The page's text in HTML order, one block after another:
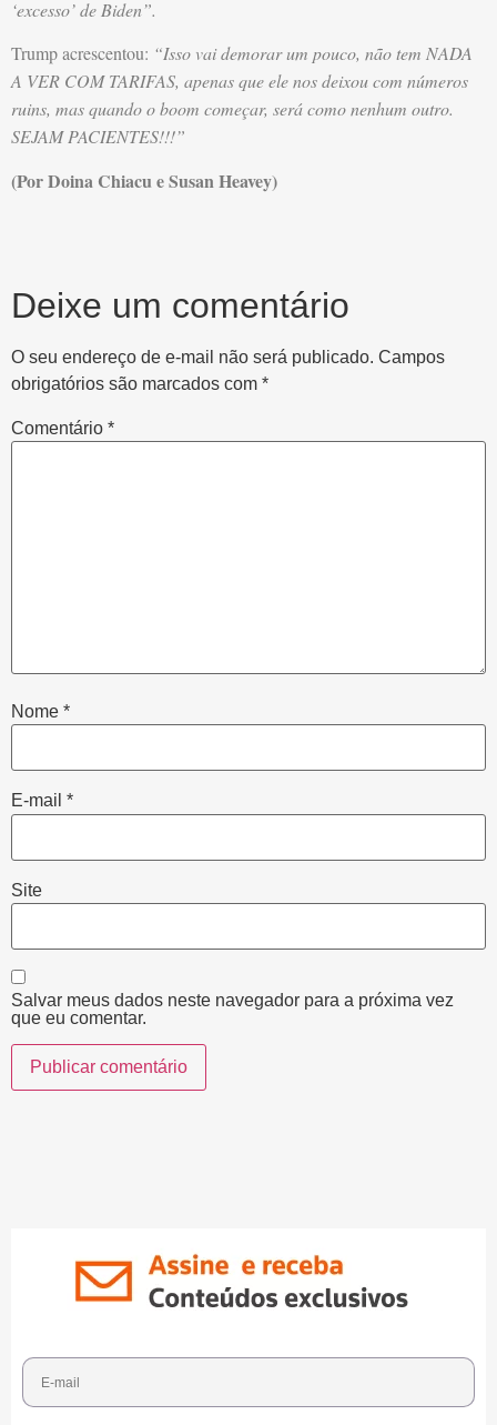
‘excesso’ de Biden”.
Trump acrescentou: “Isso vai demorar um pouco, não tem NADA
A VER COM TARIFAS, apenas que ele nos deixou com números
ruins, mas quando o boom começar, será como nenhum outro.
SEJAM PACIENTES!!!”
(Por Doina Chiacu e Susan Heavey)
Deixe um comentário
O seu endereço de e-mail não será publicado. Campos
obrigatórios são marcados com *
Comentário *
Nome *
E-mail *
Site
Salvar meus dados neste navegador para a próxima vez
que eu comentar.